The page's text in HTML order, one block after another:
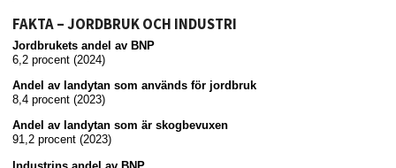
FAKTA – JORDBRUK OCH INDUSTRI
Jordbrukets andel av BNP
6,2 procent (2024)
Andel av landytan som används för jordbruk
8,4 procent (2023)
Andel av landytan som är skogbevuxen
91,2 procent (2023)